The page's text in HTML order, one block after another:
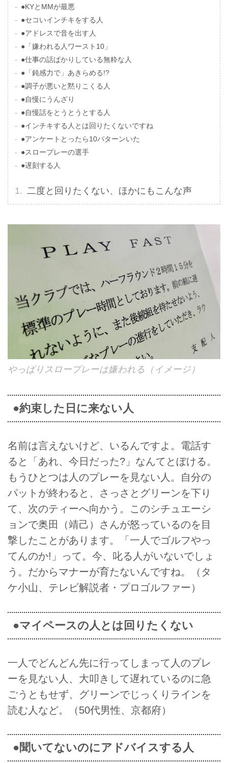
●KYとMMが最悪
●セコいインチキをする人
●アドレスで音を出す人
●「嫌われる人ワースト10」
●仕事の話ばかりしている無粋な人
●「鈍感力で」あきらめる!?
●調子が悪いと黙りこくる人
●自慢にうんざり
●自慢話をとうとうとする人
●インチキする人とは回りたくないですね
●アンケートとったら10パターンいた
●スロープレーの選手
●遅刻する人
二度と回りたくない、ほかにもこんな声
やっぱりスロープレーは嫌われる（イメージ）
●約束した日に来ない人
名前は言えないけど、いるんですよ。電話す
ると「あれ、今日だった?」なんてとぼける。
もうひとつは人のプレーを見ない人。自分の
パットが終わると、さっさとグリーンを下り
て、次のティーへ向かう。このシチュエーシ
ョンで奥田（靖己）さんが怒っているのを目
撃したことがあります。「一人でゴルフやっ
てんのか!」って。今、叱る人がいないでしょ
う。だからマナーが育たないんですね。（タ
ケ小山、テレビ解説者・プロゴルファー）
●マイペースの人とは回りたくない
一人でどんどん先に行ってしまって人のプレ
ーを見ない人、大叩きして遅れているのに急
ごうともせず、グリーンでじっくりラインを
読む人など。（50代男性、京都府）
●聞いてないのにアドバイスする人